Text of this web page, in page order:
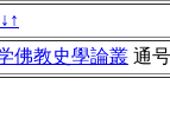
↓ ↑
佛教史學論叢 通号